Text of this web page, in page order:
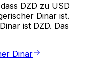
DZD zu USD
Dinar ist.
ist DZD. Das
Dinar